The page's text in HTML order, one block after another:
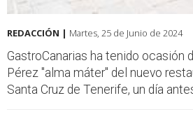
REDACCIÓN | Martes, 25 de Junio de 2024
GastroCanarias ha tenido ocasión
Pérez "alma máter" del nuevo
Santa Cruz de Tenerife, un día antes